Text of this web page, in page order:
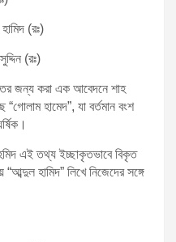
(রঃ)
(রঃ)
জন্য করা এক আবেদনে শাহ
“গোলাম হামেদ”, যা বর্তমান বংশ
এই তথ্য ইচ্ছাকৃতভাবে বিকৃত
হামিদ” লিখে নিজেদের সঙ্গে